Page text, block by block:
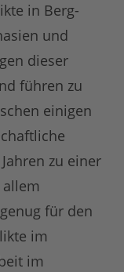
in Berg-
und
dieser
führen zu
einigen
zu einer
für den
im
im